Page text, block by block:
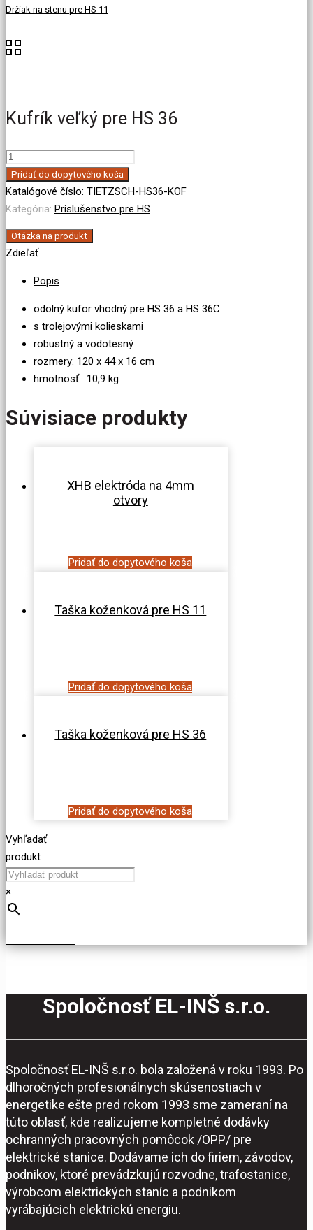
Držiak na stenu pre HS 11
Kufrík veľký pre HS 36
množstvo
Kufrík
veľký
pre
HS
36
Pridať do dopytového koša
Katalógové číslo: TIETZSCH-HS36-KOF
Kategória: Príslušenstvo pre HS
Otázka na produkt
Zdieľať
Popis
odolný kufor vhodný pre HS 36 a HS 36C
s trolejovými kolieskami
robustný a vodotesný
rozmery: 120 x 44 x 16 cm
hmotnosť: 10,9 kg
Súvisiace produkty
XHB elektróda na 4mm
otvory
Pridať do dopytového koša
Taška koženková pre HS 11
Pridať do dopytového koša
Taška koženková pre HS 36
Pridať do dopytového koša
Vyhľadať
produkt
×
Spoločnosť EL-INŠ s.r.o.
Spoločnosť EL-INŠ s.r.o. bola založená v roku 1993. Po
dlhoročných profesionálnych skúsenostiach v
energetike ešte pred rokom 1993 sme zameraní na
túto oblasť, kde realizujeme kompletné dodávky
ochranných pracovných pomôcok /OPP/ pre
elektrické stanice. Dodávame ich do firiem, závodov,
podnikov, ktoré prevádzkujú rozvodne, trafostanice,
výrobcom elektrických staníc a podnikom
vyrábajúcich elektrickú energiu.